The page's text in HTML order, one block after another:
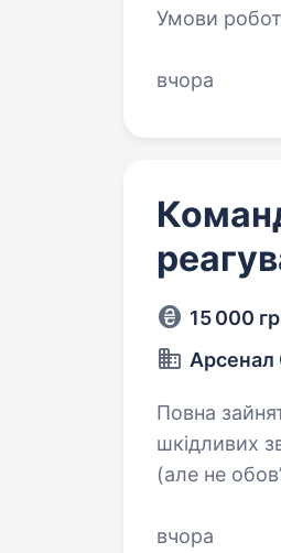
Умови роботи: графік роботи позмінний: 1 доба через 2; з
вчора
15 000
Арсенал
Повна зайнятість. Вимоги: знання міста,
шкідливих звичок стаж роботи на аналогічних
(але не
вчора